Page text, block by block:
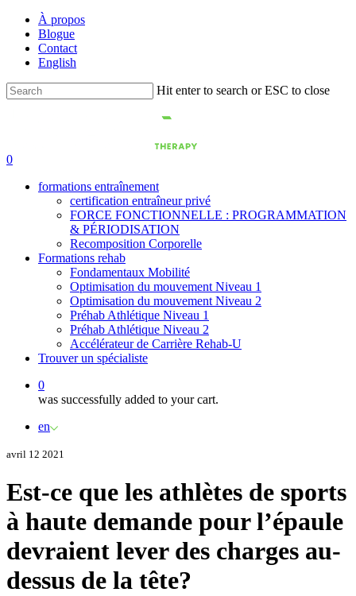
Skip
main
content
À propos
Blogue
Contact
English
Hit enter to search or ESC to close
0
formations entraînement
certification entraîneur privé
FORCE FONCTIONNELLE : PROGRAMMATION
& PÉRIODISATION
Recomposition Corporelle
Formations rehab
Fondamentaux Mobilité
Optimisation du mouvement Niveau 1
Optimisation du mouvement Niveau 2
Préhab Athlétique Niveau 1
Préhab Athlétique Niveau 2
Accélérateur de Carrière Rehab-U
Trouver un spécialiste
0
was successfully added to your cart.
en
avril 12 2021
Est-ce que les athlètes de sports
à haute demande pour l’épaule
devraient lever des charges au-
dessus de la tête?